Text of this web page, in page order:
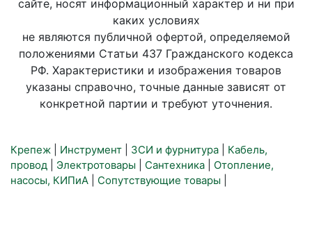
сайте, носят информационный характер и ни при
каких условиях
не являются публичной офертой, определяемой
положениями Статьи 437 Гражданского кодекса
РФ. Характеристики и изображения товаров
указаны справочно, точные данные зависят от
конкретной партии и требуют уточнения.
Крепеж Инструмент ЗСИ и фурнитура
Кабель,
провод
Электротовары Сантехника
Отопление,
насосы, КИПиА
Сопутствующие товары